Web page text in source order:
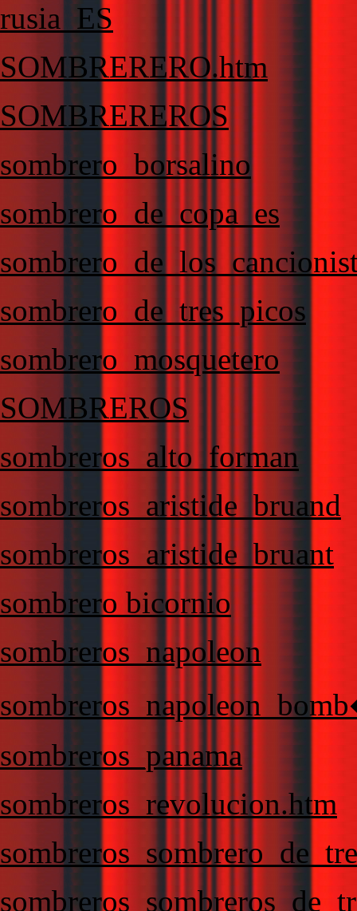
rusia_ES
SOMBRERERO.htm
SOMBREREROS
sombrero_borsalino
sombrero_de_copa_es
sombrero_de_tres_picos
sombrero_mosquetero
SOMBREROS
sombreros_alto_forman
sombreros_aristide_bruand
sombreros_aristide_bruant
sombrero bicornio
sombreros_napoleon
sombreros_panama
sombreros_revolucion.htm